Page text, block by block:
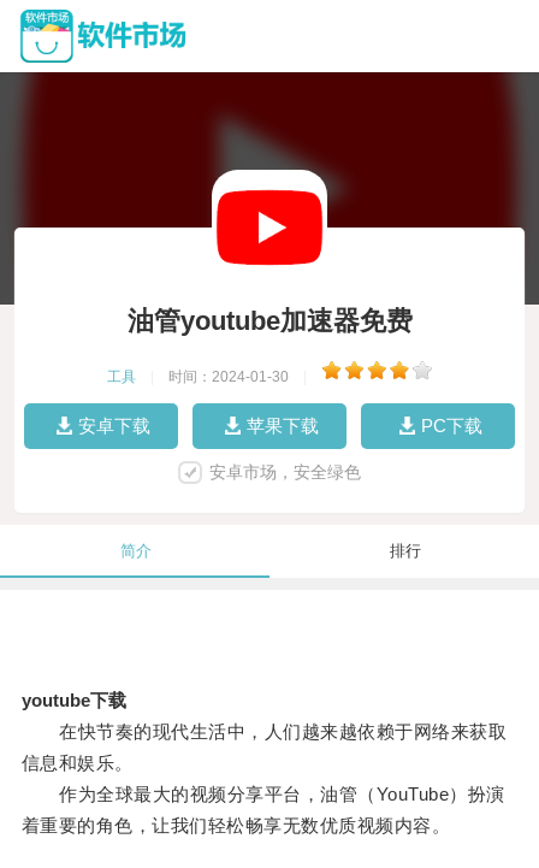
油管youtube加速器免费
工具 时间：2024-01-30
安卓下载 苹果下载 PC下载
安卓市场，安全绿色
简介 排行
youtube下载
在快节奏的现代生活中，人们越来越依赖于网络来获取
信息和娱乐。
作为全球最大的视频分享平台，油管（YouTube）扮演
着重要的角色，让我们轻松畅享无数优质视频内容。